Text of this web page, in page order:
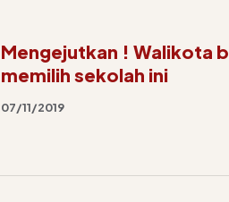
Mengejutkan ! Walikota
memilih sekolah ini
07/11/2019